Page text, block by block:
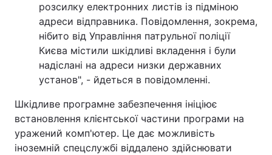
розсилку електронних листів із підміною
адреси відправника. Повідомлення, зокрема,
нібито від Управління патрульної поліції
Києва містили шкідливі вкладення і були
надіслані на адреси низки державних
установ", - йдеться в повідомленні.
Шкідливе програмне забезпечення ініціює
встановлення клієнтської частини програми на
уражений комп'ютер. Це дає можливість
іноземній спецслужбі віддалено здійснювати